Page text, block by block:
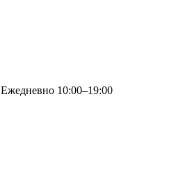
Ежедневно 10:00–19:00